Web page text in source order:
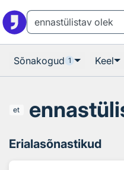
Sõnakogud 1 Keel
et
Erialasõnastikud